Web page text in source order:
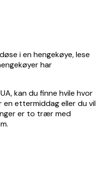
i en hengekøye, lese
har
kan du finne hvile hvor
ettermiddag eller du vil
er to trær med